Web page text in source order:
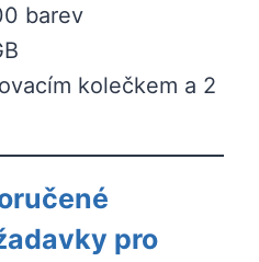
barev
kolečkem a 2
pro